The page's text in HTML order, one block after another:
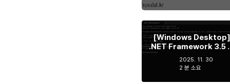
[Windows Desktop]
.NET Framework 3.5
쇄망 환경에서 활성화하기
2025. 11. 30
2 분 소요